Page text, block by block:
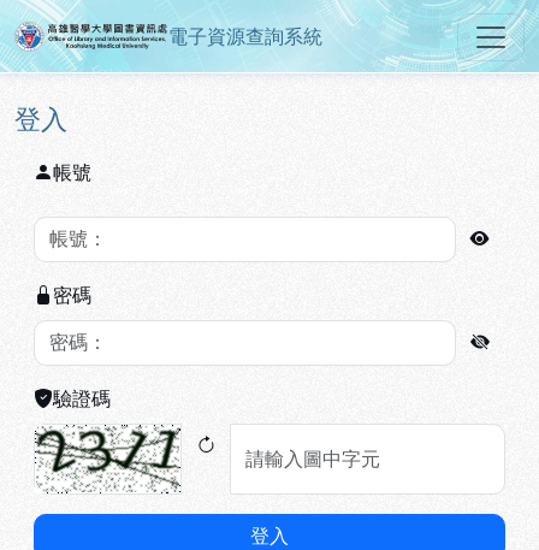
跳到主要內容
:::
高雄醫學大學圖書資訊處電子資
電子資源查詢系統
:::
登入
帳號
密碼
驗證碼
登入